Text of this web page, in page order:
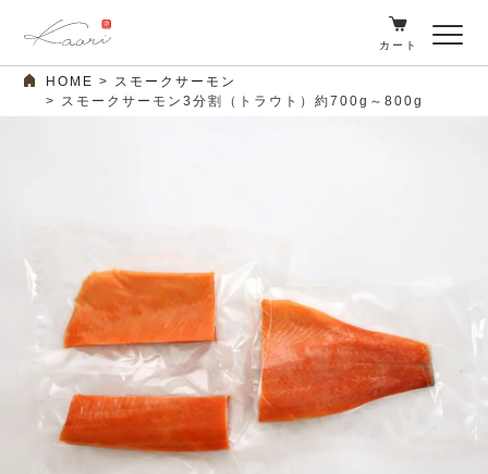
カート
HOME
スモークサーモン
スモークサーモン3分割（トラウト）約700g～800g